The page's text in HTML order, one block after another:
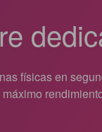
físicas en